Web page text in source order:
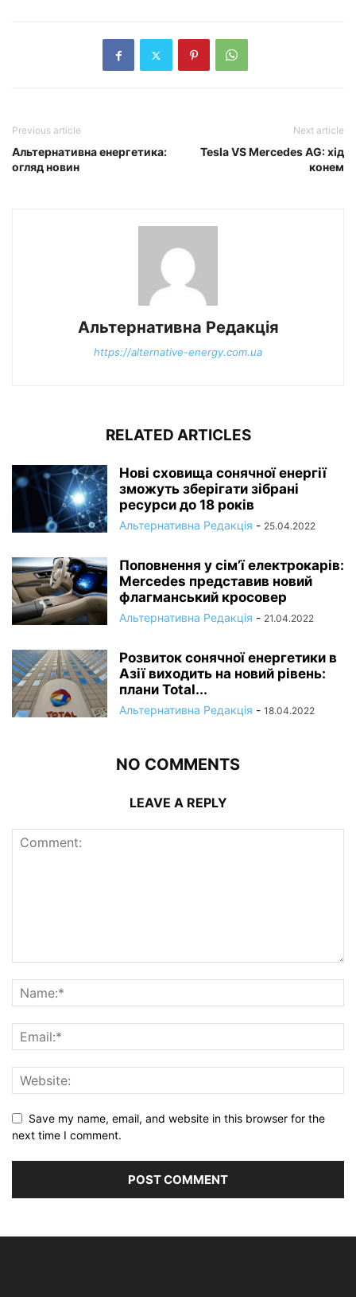
Previous article
Альтернативна енергетика:
огляд новин
Next article
Tesla VS Mercedes AG: хід
конем
Альтернативна Редакція
https://alternative-energy.com.ua
RELATED ARTICLES
Нові сховища сонячної енергії
зможуть зберігати зібрані
ресурси до 18 років
Альтернативна Редакція - 25.04.2022
Поповнення у сім’ї електрокарів:
Mercedes представив новий
флагманський кросовер
Альтернативна Редакція - 21.04.2022
Розвиток сонячної енергетики в
Азії виходить на новий рівень:
плани Total...
Альтернативна Редакція - 18.04.2022
NO COMMENTS
LEAVE A REPLY
Save my name, email, and website in this browser for the
next time I comment.